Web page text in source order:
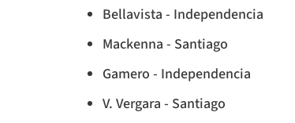
Bellavista - Independencia
Mackenna - Santiago
Gamero - Independencia
V. Vergara - Santiago